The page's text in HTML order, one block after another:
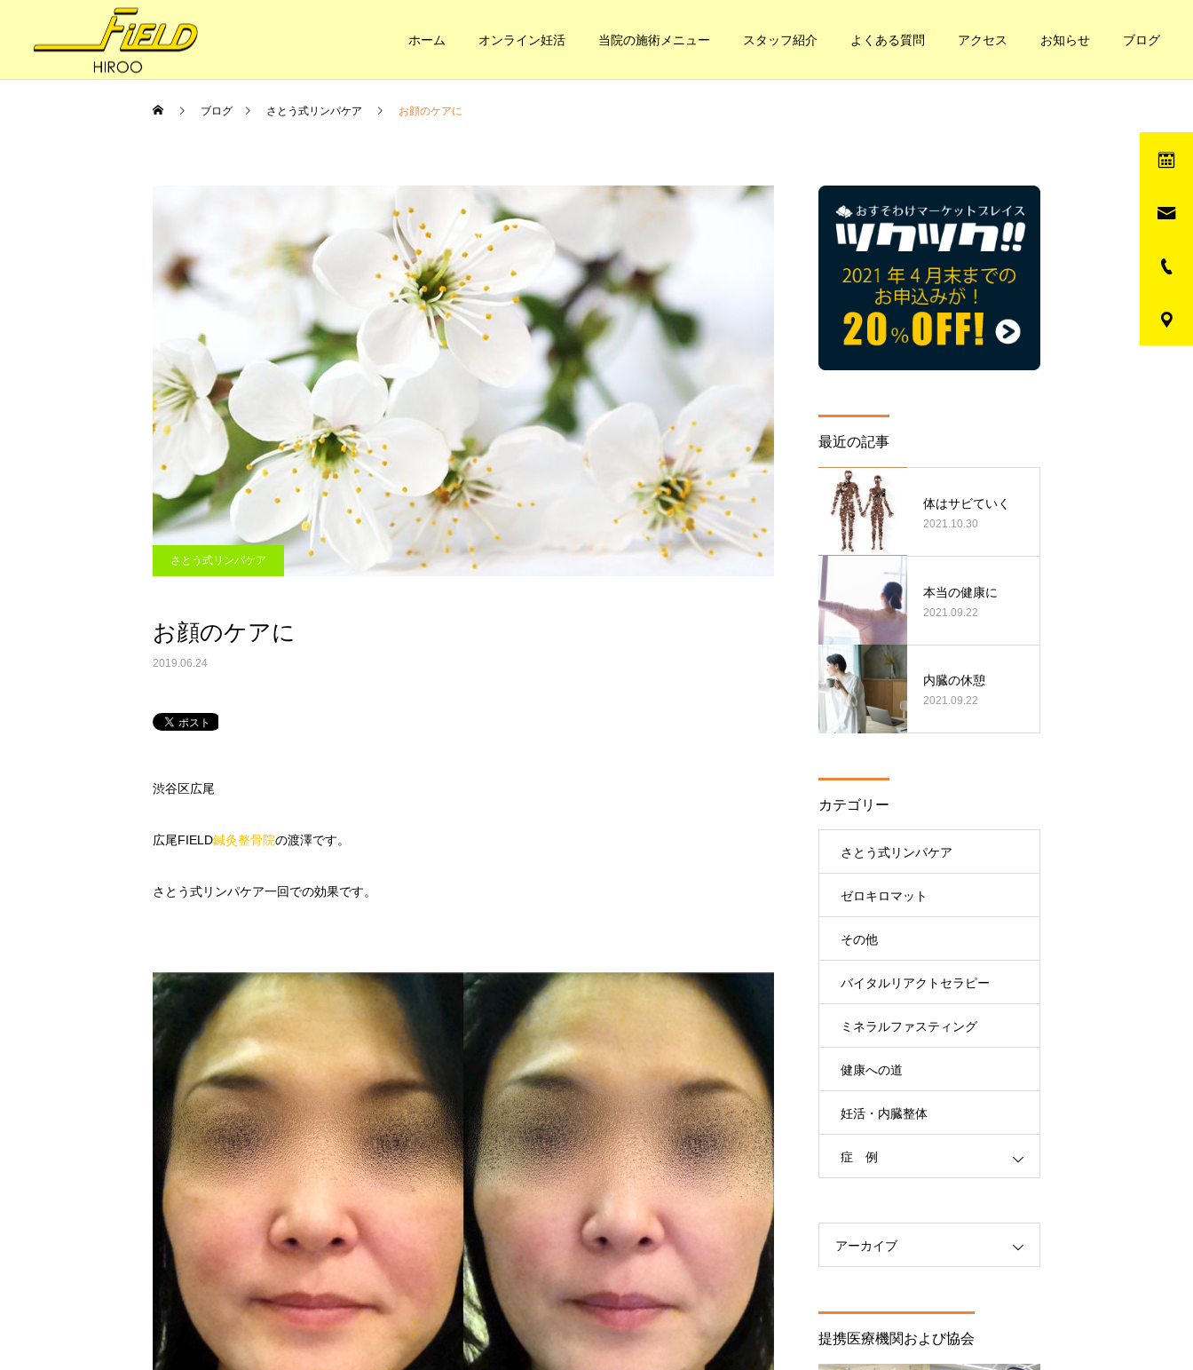
ホーム オンライン妊活 当院の施術メニュー スタッフ紹介 よくある質問 アクセス お知らせ ブログ
体はサビていく
健康への道
本当の健康に 内臓の休憩
健康への道
妊娠と凝り
自分の体の循環てどうな
ブログ さとう式リンパケア お顔のケアに
さとう式リンパケア
お顔のケアに
2019.06.24
渋谷区広尾
広尾FIELD鍼灸整骨院の渡澤です。
さとう式リンパケア一回での効果です。
最近の記事
体はサビていく
2021.10.30
本当の健康に
2021.09.22
内臓の休憩
2021.09.22
カテゴリー
さとう式リンパケア
ゼロキロマット
その他
バイタルリアクトセラピー
ミネラルファスティング
健康への道
妊活・内臓整体
症 例
アーカイブ
提携医療機関および協会